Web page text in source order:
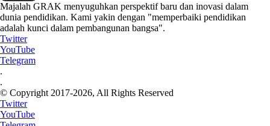
Majalah GRAK menyuguhkan perspektif baru dan inovasi dalam
dunia pendidikan. Kami yakin dengan "memperbaiki pendidikan
adalah kunci dalam pembangunan bangsa".
Twitter
YouTube
Telegram
.
.
© Copyright 2017-2026, All Rights Reserved
Twitter
YouTube